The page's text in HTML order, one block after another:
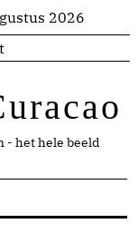
2026
- het hele beeld